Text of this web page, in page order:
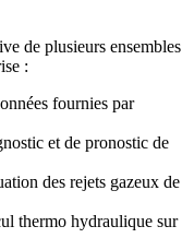
de plusieurs ensembles
:
fournies par
et de pronostic de
des rejets gazeux de
thermo hydraulique sur